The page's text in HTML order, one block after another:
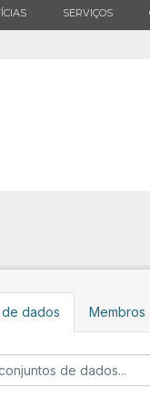
ESTADO
SERVIÇOS
dados Membros